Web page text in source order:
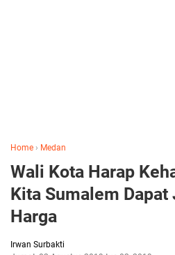
Home › Medan
Wali Kota Harap
Kita Sumalem
Harga
Irwan Surbakti